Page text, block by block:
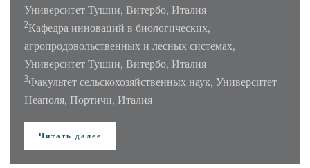
Университет Тушии, Витербо, Италия
2Кафедра инноваций в биологических,
агропродовольственных и лесных системах,
Университет Тушии, Витербо, Италия
3Факультет сельскохозяйственных наук, Университет
Неаполя, Портичи, Италия
Читать далее